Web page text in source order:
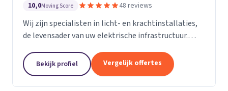
10,0Moving Score 48 reviews
Wij zijn specialisten in licht- en krachtinstallaties,
de levensader van uw elektrische infrastructuur.
fabriek of woonhuis, waar we de basis leggen...
Bekijk profiel Vergelijk offertes